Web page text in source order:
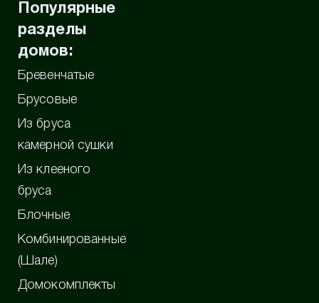
Популярные
разделы
домов:
Бревенчатые
Брусовые
Из бруса
камерной сушки
Из клееного
бруса
Блочные
Комбинированные
(Шале)
Домокомплекты